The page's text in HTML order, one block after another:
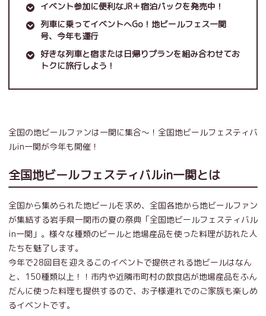
イベント参加に便利なJR＋宿泊パックを発売中！
列車に乗ってイベントへGo！地ビールフェス一関
号、今年も運行
好きな列車と宿または日帰りプランを組み合わせてお
トクに旅行しよう！
全国の地ビールファンは一関に集合～！全国地ビールフェスティバ
ルin一関が今年も開催！
全国地ビールフェスティバルin一関とは
全国から集められた地ビールを求め、全国各地から地ビールファン
が集結する岩手県一関市の夏の祭典「全国地ビールフェスティバル
in一関」。様々な種類のビールと地場産品を使った料理が訪れた人
たちを魅了します。
今年で28回目を迎えるこのイベントで提供される地ビールはなん
と、150種類以上！！市内や近隣市町村の飲食店が地場産品をふん
だんに使った料理も提供するので、お子様連れでのご家族も楽しめ
るイベントです。